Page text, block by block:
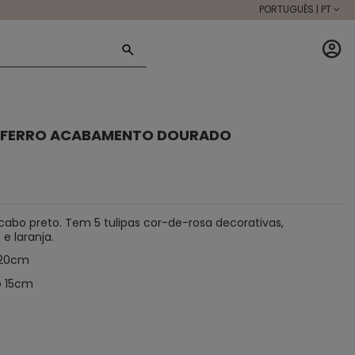
PORTUGUÊS | PT
ACABAMENTO DOURADO
preto. Tem 5 tulipas cor-de-rosa decorativas,
laranja.